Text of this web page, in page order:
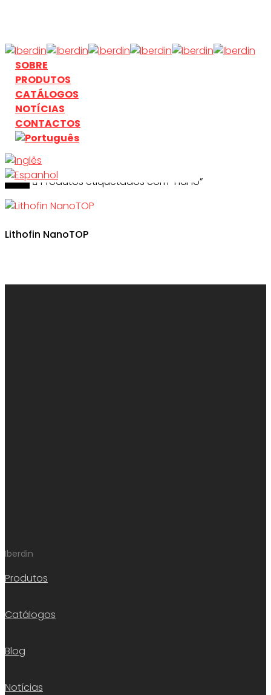
main
content
search
Menu
SOBRE
PRODUTOS
CATÁLOGOS
NOTÍCIAS
CONTACTOS
search
Início Produtos etiquetados com “nano”
Lithofin NanoTOP
Iberdin
Produtos
Catálogos
Blog
Notícias